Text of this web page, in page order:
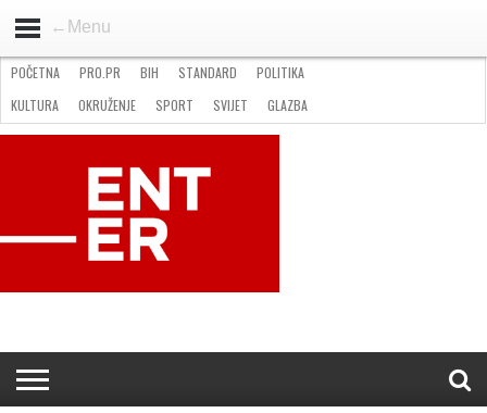
←Menu
STANDARD
GOSPODARSTVO
OKRUŽENJE
POČETNA PRO.PR BIH STANDARD
POLITIKA
KULTURA
OKRUŽENJE SPORT SVIJET
GLAZBA
NATJEČAJI
FILMING LOCATION IN BH KONTAKT